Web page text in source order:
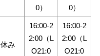
0）
0）
休み
16:00-2
2:00（L
O21:0
16:00-2
2:00（L
O21:0